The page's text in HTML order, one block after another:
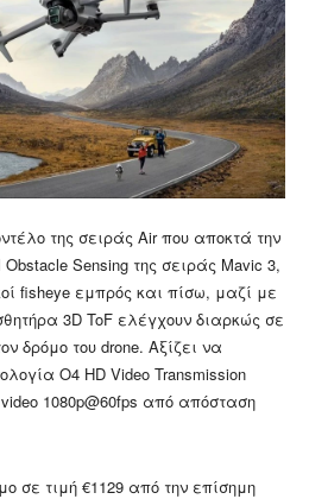
της σειράς Air που αποκτά την
Sensing της σειράς Mavic 3,
fisheye εμπρός και πίσω, μαζί με
3D ToF ελέγχουν διαρκώς σε
δρόμο του drone. Αξίζει να
O4 HD Video Transmission
1080p@60fps από απόσταση
σε τιμή €1129 από την επίσημη